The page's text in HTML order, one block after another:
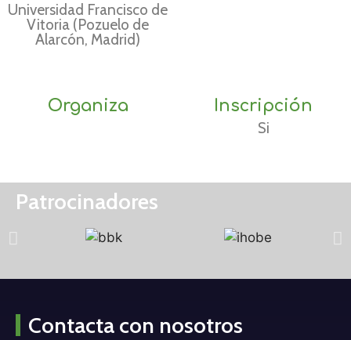
Universidad Francisco de
Vitoria (Pozuelo de
Alarcón, Madrid)
Organiza Inscripción
Si
Patrocinadores
Contacta con nosotros